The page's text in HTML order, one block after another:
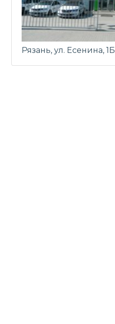
Рязань, ул. Есенина, 1Б